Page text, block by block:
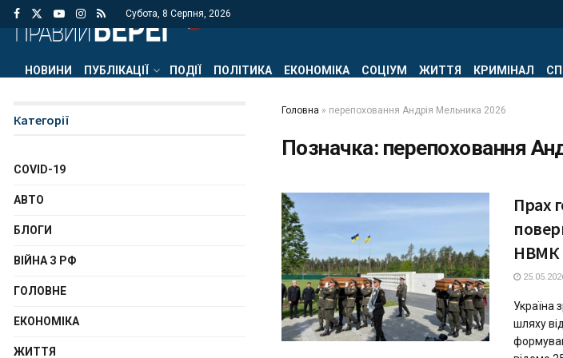
Субота, 8 Серпня, 2026
НОВИНИ ПУБЛІКАЦІЇ ПОДІЇ ПОЛІТИКА ЕКОНОМІКА СОЦІУМ ЖИТТЯ КРИМІНАЛ
Головна » перепоховання Андрія Мельника 2026
Позначка: перепоховання
Прах
НВМК
Україна
шляху
Категорії
COVID-19
АВТО
БЛОГИ
ВІЙНА З РФ
ГОЛОВНЕ
ЕКОНОМІКА
ЖИТТЯ